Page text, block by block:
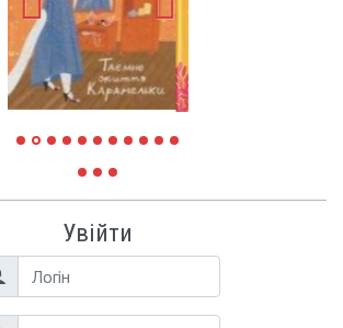
Увійти